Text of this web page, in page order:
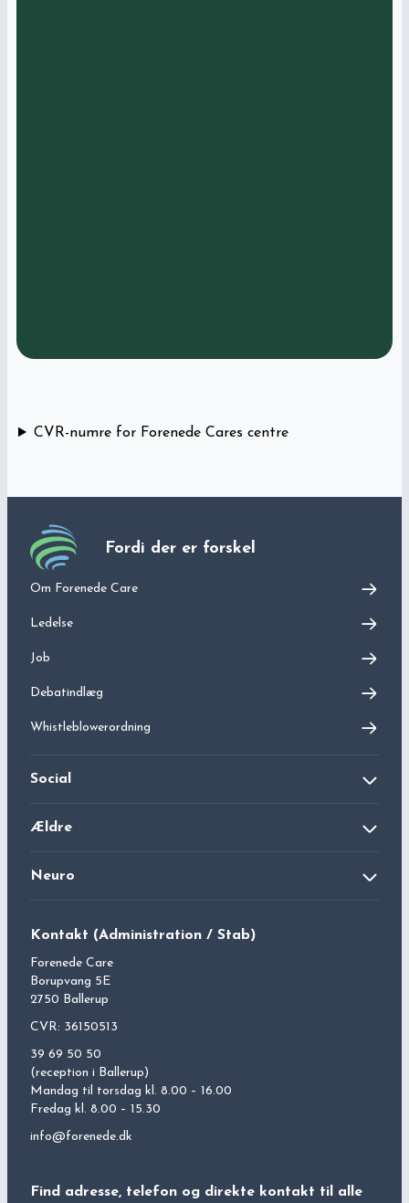
CVR-numre for Forenede Cares centre
Fordi der er forskel
Om Forenede Care
Ledelse
Job
Debatindlæg
Whistleblowerordning
Social
Bjæverskovhus Kvindekrisecenter
Carolinesminde LGBT+ og Kvindekrisecenter
Ældre
Langagergård Plejecenter
Christians Have Plejecenter
Neuro
Kontakt (Administration / Stab)
Forenede Care
Borupvang 5E
2750 Ballerup
CVR: 36150513
39 69 50 50
(reception i Ballerup)
Mandag til torsdag kl. 8.00 – 16.00
Fredag kl. 8.00 – 15.30
info@forenede.dk
Find adresse, telefon og direkte kontakt til alle